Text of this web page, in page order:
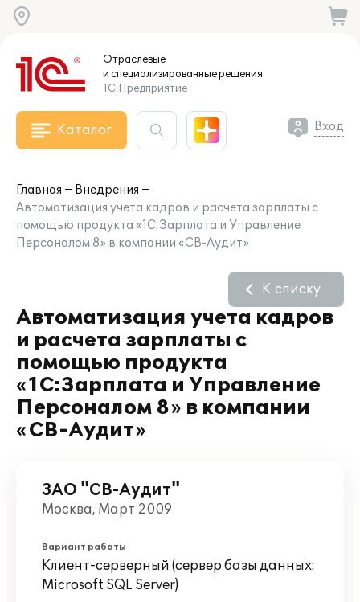
Отраслевые
и специализированныерешения
1С:Предприятие
Каталог Вход
Главная
Внедрения
Автоматизация учета кадров и расчета зарплаты с
помощью продукта «1С:Зарплата и Управление
Персоналом 8» в компании «СВ-Аудит»
Автоматизация учета кадров
и расчета зарплаты с
помощью продукта
«1С:Зарплата и Управление
Персоналом 8» в компании
«СВ-Аудит»
К списку
ЗАО "СВ-Аудит"
Москва, Март 2009
Вариант работы
Клиент-серверный (сервер базы данных:
Microsoft SQL Server)